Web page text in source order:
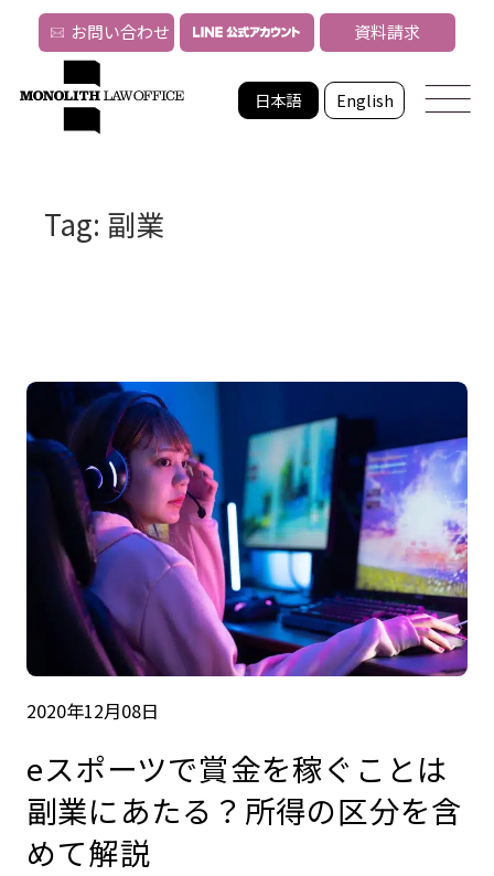
日本語 English
お問い合わせ 資料請求
Tag: 副業
2020年12月08日
eスポーツで賞金を稼ぐことは
副業にあたる？所得の区分を含
めて解説